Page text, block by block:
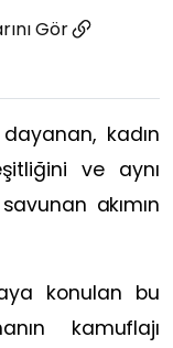
Gör
kadın
ve aynı
akımın
konulan bu
kamuflajı